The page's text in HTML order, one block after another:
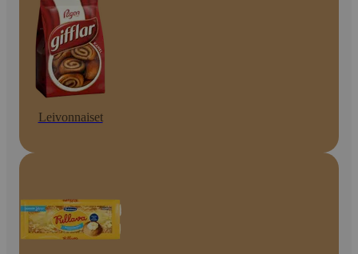
Leivonnaiset